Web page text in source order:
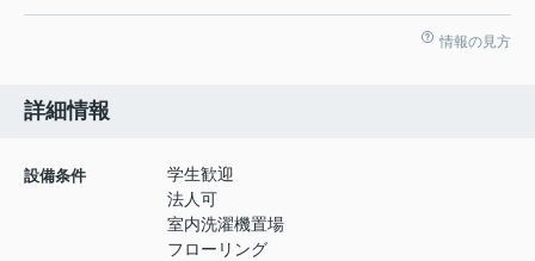
情報の見方
詳細情報
設備条件
学生歓迎
法人可
室内洗濯機置場
フローリング